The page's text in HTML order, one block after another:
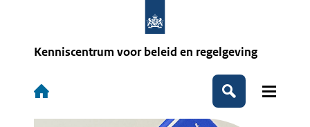
Kenniscentrum voor beleid en regelgeving
Hoofdnavigatie
Zoeken